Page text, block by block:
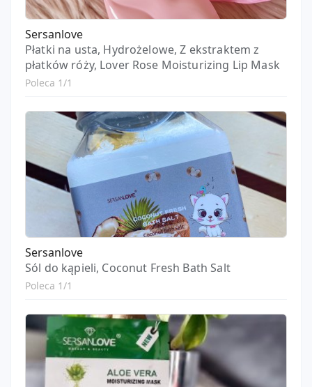
Sersanlove
Płatki na usta, Hydrożelowe, Z ekstraktem z
płatków róży, Lover Rose Moisturizing Lip Mask
Poleca 1/1
Sersanlove
Sól do kąpieli, Coconut Fresh Bath Salt
Poleca 1/1